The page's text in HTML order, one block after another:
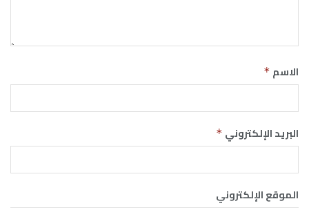
الاسم *
البريد الإلكتروني *
الموقع الإلكتروني